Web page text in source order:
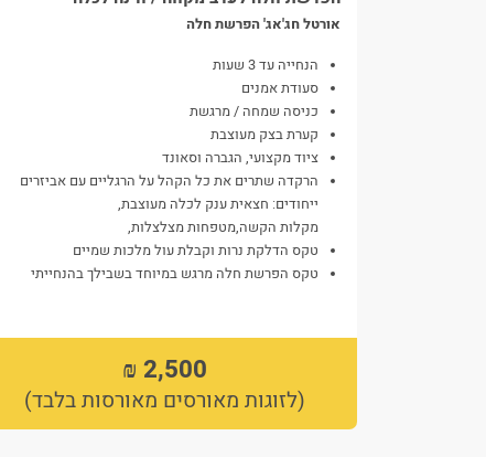
אורטל חג'אג' הפרשת חלה
הנחייה עד 3 שעות
סעודת אמנים
כניסה שמחה / מרגשת
קערת בצק מעוצבת
ציוד מקצועי, הגברה וסאונד
הרקדה שתרים את כל הקהל על הרגליים עם אביזרים
ייחודים: חצאית ענק לכלה מעוצבת,
מקלות הקשה,מטפחות מצלצלות,
טקס הדלקת נרות וקבלת עול מלכות שמיים
טקס הפרשת חלה מרגש במיוחד בשבילך בהנחייתי
2,500 ₪
(לזוגות מאורסים מאורסות בלבד)